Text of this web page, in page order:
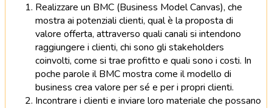
Realizzare un BMC (Business Model Canvas), che
mostra ai potenziali clienti, qual è la proposta di
valore offerta, attraverso quali canali si intendono
raggiungere i clienti, chi sono gli stakeholders
coinvolti, come si trae profitto e quali sono i costi. In
poche parole il BMC mostra come il modello di
business crea valore per sé e per i propri clienti.
Incontrare i clienti e inviare loro materiale che possano